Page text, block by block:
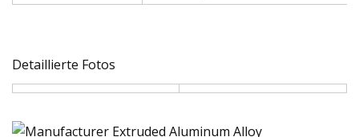
Detaillierte Fotos